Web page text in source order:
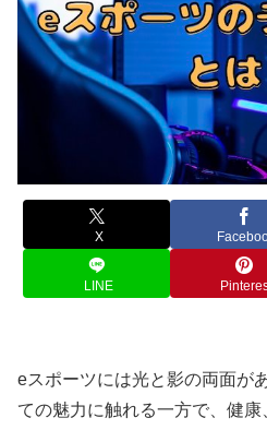
X
LINE
eスポーツには光と影の両面が
ての魅力に触れる一方で、健